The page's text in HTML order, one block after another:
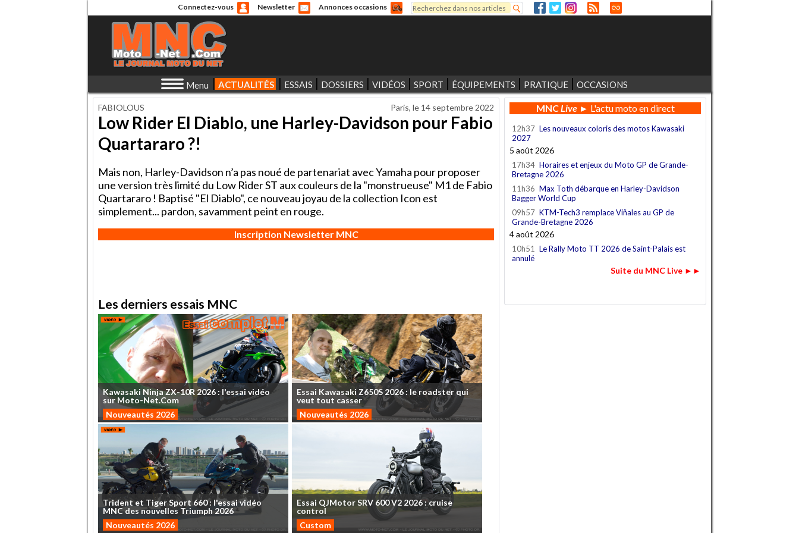
Connectez-vous Newsletter Annonces occasions
Formulaire de recherche
Rechercher
Menu ACTUALITÉS ESSAIS DOSSIERS VIDÉOS SPORT ÉQUIPEMENTS PRATIQUE OCCASIONS
FABIOLOUS Paris, le 14 septembre 2022
Low Rider El Diablo, une Harley-Davidson pour Fabio
Quartararo ?!
Mais non, Harley-Davidson n’a pas noué de partenariat avec Yamaha pour proposer
une version très limité du Low Rider ST aux couleurs de la "monstrueuse" M1 de Fabio
Quartararo ! Baptisé "El Diablo", ce nouveau joyau de la collection Icon est
simplement... pardon, savamment peint en rouge.
Inscription Newsletter MNC
Les derniers essais MNC
Kawasaki NinjaZX-10R 2026 : l'essai vidéo
sur Moto-Net.Com
Nouveautés 2026
Essai Kawasaki Z650S2026: le roadster qui
veut tout casser
Nouveautés 2026
Trident et TigerSport 660: l'essaividéo
MNCdesnouvelles Triumph2026
Nouveautés 2026
Essai QJMotorSRV 600V2 2026: cruise
control
Custom
MNCLive► L'actu moto en direct
12h37 Les nouveaux coloris des motos Kawasaki
2027
5 août 2026
17h34 Horaires et enjeux du Moto GP de Grande-
Bretagne 2026
11h36 Max Toth débarque en Harley-Davidson
Bagger World Cup
09h57 KTM-Tech3 remplace Viñales au GP de
Grande-Bretagne 2026
4 août 2026
10h51
Le Rally Moto TT 2026 de Saint-Palais est
annulé
Suite du MNC Live ►►